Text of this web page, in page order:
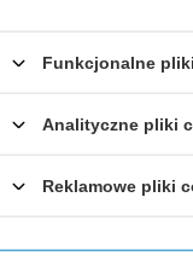
Funkcjonalne
Analityczne pliki
Reklamowe pliki